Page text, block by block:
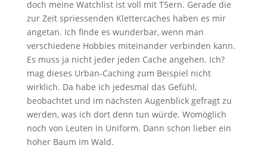
doch meine Watchlist ist voll mit T5ern. Gerade die
zur Zeit spriessenden Klettercaches haben es mir
angetan. Ich finde es wunderbar, wenn man
verschiedene Hobbies miteinander verbinden kann.
Es muss ja nicht jeder jeden Cache angehen. Ich?
mag dieses Urban-Caching zum Beispiel nicht
wirklich. Da habe ich jedesmal das Gefühl,
beobachtet und im nächsten Augenblick gefragt zu
werden, was ich dort denn tun würde. Womöglich
noch von Leuten in Uniform. Dann schon lieber ein
hoher Baum im Wald.